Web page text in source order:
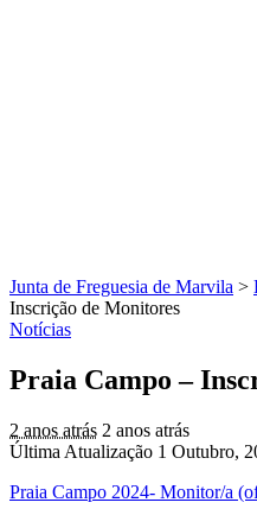
Junta de Freguesia de Marvila >
Inscrição de Monitores
Notícias
Praia Campo –
2 anos atrás 2 anos atrás
Última Atualização 1 Outubro,
Praia Campo 2024- Monitor/a